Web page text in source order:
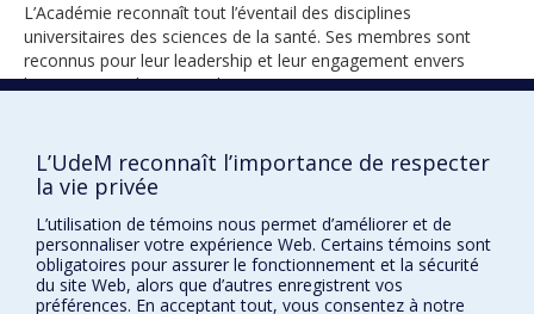
L’Académie reconnaît tout l’éventail des disciplines
universitaires des sciences de la santé. Ses membres sont
reconnus pour leur leadership et leur engagement envers
l’avancement de ce grand secteur.
2005
L’UdeM reconnaît l’importance de respecter
la vie privée
L’utilisation de témoins nous permet d’améliorer et de
personnaliser votre expérience Web. Certains témoins sont
obligatoires pour assurer le fonctionnement et la sécurité
du site Web, alors que d’autres enregistrent vos
préférences. En acceptant tout, vous consentez à notre